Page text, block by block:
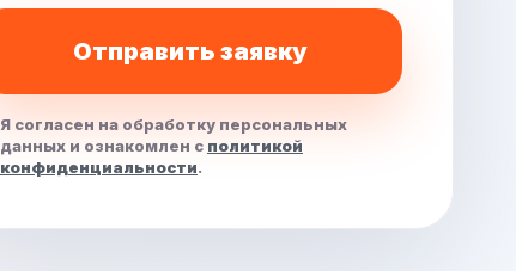
Отправить заявку
Я согласен на обработку персональных
данных и ознакомлен с политикой
конфиденциальности.